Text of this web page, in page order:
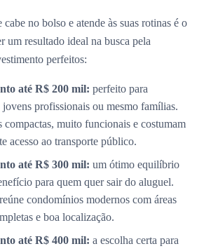
no bolso e atende às suas rotinas é o
um resultado ideal na busca pela
perfeitos:
até R$ 200 mil: perfeito para
jovens profissionais ou mesmo famílias.
compactas, muito funcionais e costumam
acesso ao transporte público.
até R$ 300 mil: um ótimo equilíbrio
para quem quer sair do aluguel.
condomínios modernos com áreas
e boa localização.
até R$ 400 mil: a escolha certa para